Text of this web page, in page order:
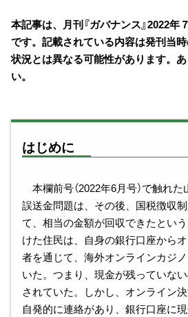
本記事は、月刊『ガバナンス』2022
です。記載されている内容は発刊当
状況とは異なる可能性があります。
い。
はじめに
本欄前号（2022年6月号）で触れ
誤送金問題は、その後、国税徴収
て、相当の金額が回収できたとい
けた住民は、自身の銀行口座から
者を通じて、海外オンラインカジ
いた。つまり、現金が残っていな
されていた。しかし、オンライン
自発的に連絡があり、銀行口座に